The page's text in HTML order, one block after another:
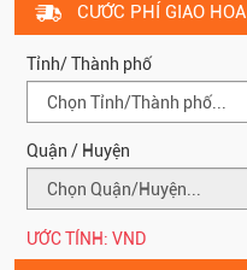
CƯỚC PHÍ GIAO HOA
Tỉnh/ Thành phố
Quận / Huyện
ƯỚC TÍNH: VND